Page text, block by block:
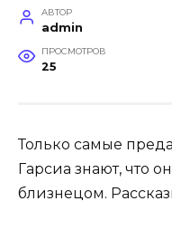
АВТОР
admin
ПРОСМОТРОВ
25
Только самые
Гарсиа знают, что
близнецом.